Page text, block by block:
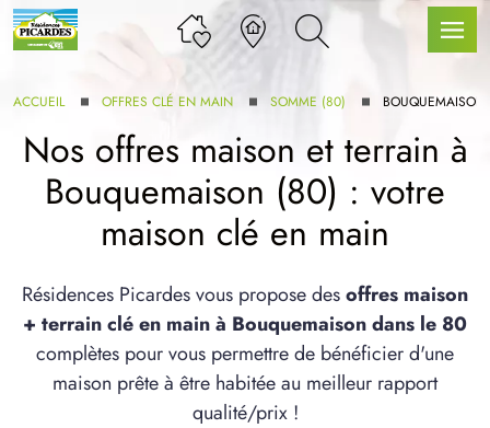
GAMME
SERVICE BDL EXTENSION
ACCUEIL OFFRES CLÉ EN MAIN SOMME (80) BOUQUEMAISON
Nos offres maison et terrain à
Bouquemaison (80) : votre
maison clé en main
Résidences Picardes vous propose desoffres maison
+ terrain clé en main à Bouquemaison dans le 80
complètes pour vous permettre de bénéficier d'une
maison prête à être habitée au meilleur rapport
qualité/prix !